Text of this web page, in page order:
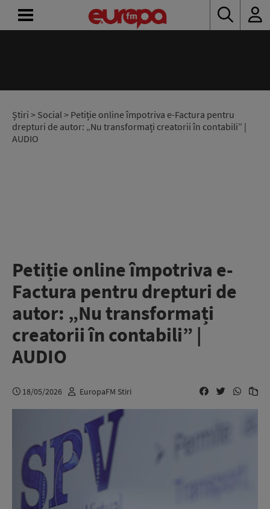
Știri > Social> Petiție online împotriva e-Factura pentru
drepturi de autor: „Nu transformați creatorii în contabili” |
AUDIO
Petiție online împotriva e-
Factura pentru drepturi de
autor: „Nu transformați
creatorii în contabili” |
AUDIO
18/05/2026 EuropaFM Stiri
RADIO
CONCURSURI